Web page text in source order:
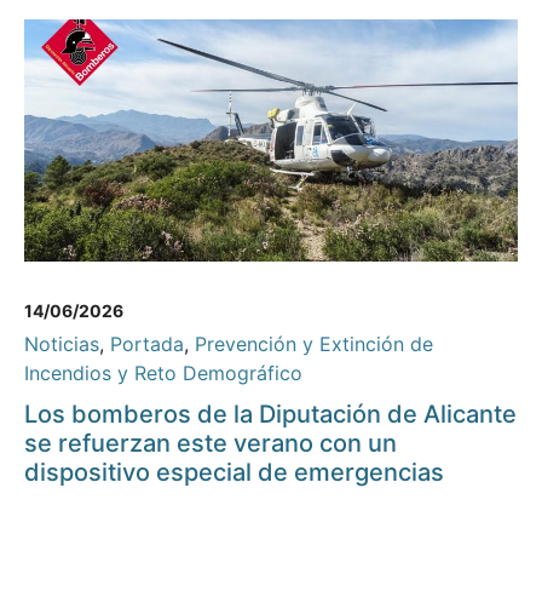
14/06/2026
Noticias, Portada, Prevención y Extinción de
Incendios y Reto Demográfico
Los bomberos de la Diputación de Alicante
se refuerzan este verano con un
dispositivo especial de emergencias